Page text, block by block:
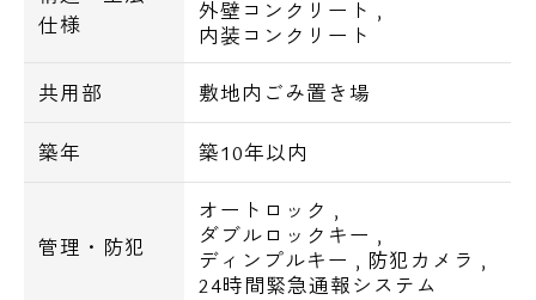
■バストイレ別
■システムキッチン
■独立洗面台
■浴室乾燥機
■追い焚き
■24時間換気機能
■シャワートイレ
■オールフローリング
仕様
外壁コンクリート ,
内装コンクリート
共用部 敷地内ごみ置き場
築年 築10年以内
管理・防犯
オートロック ,
ダブルロックキー ,
ディンプルキー , 防犯カメラ ,
24時間緊急通報システム